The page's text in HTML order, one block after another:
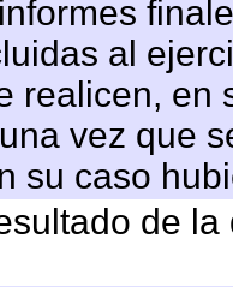
al
realicen, en
vez que
su caso
de